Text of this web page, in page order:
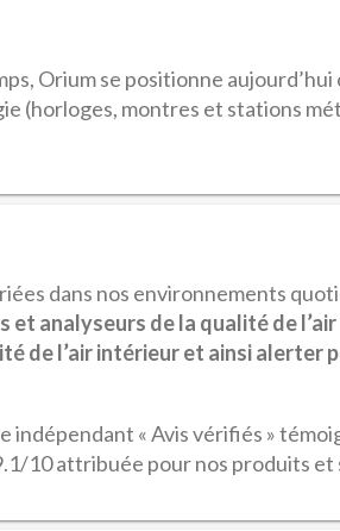
Orium se positionne aujourd’hui
(horloges, montres et stations
dans nos environnements
et analyseurs de la qualité de
de l’air intérieur et ainsi alerter
indépendant « Avis vérifiés »
10 attribuée pour nos produits et